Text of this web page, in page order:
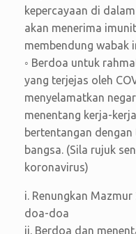
kepercayaan di
akan menerima
membendung wabak
◦ Berdoa untuk
yang terjejas oleh
menyelamatkan
menentang kerja-
bertentangan
bangsa. (Sila rujuk
koronavirus)
i. Renungkan
doa-doa
ii. Berdoa dan